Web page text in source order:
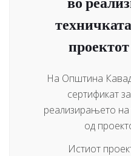
На Општина
сертификат
реализирањето на
од
Истиот